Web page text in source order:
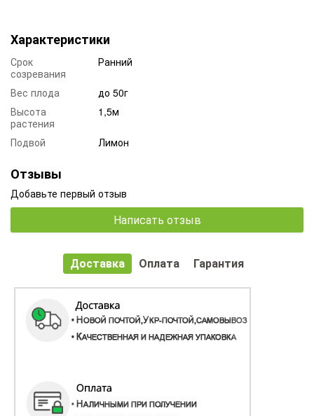
Характеристики
Срок
созревания
Ранний
Вес плода
до 50г
Высота
растения
1,5м
Подвой Лимон
Отзывы
Добавьте первый отзыв
Написать отзыв
Доставка Оплата Гарантия